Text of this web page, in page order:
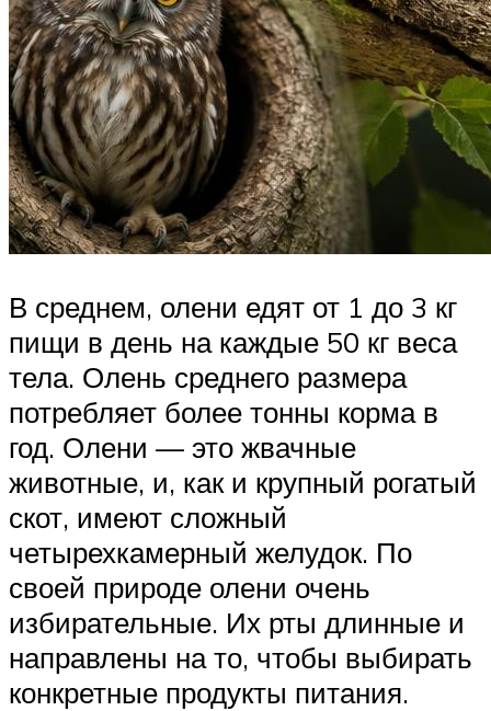
В среднем, олени едят от 1 до 3 кг
пищи в день на каждые 50 кг веса
тела. Олень среднего размера
потребляет более тонны корма в
год. Олени — это жвачные
животные, и, как и крупный рогатый
скот, имеют сложный
четырехкамерный желудок. По
своей природе олени очень
избирательные. Их рты длинные и
направлены на то, чтобы выбирать
конкретные продукты питания.